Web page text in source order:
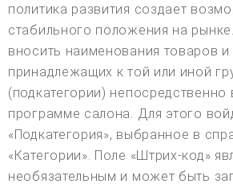
политика развития создает
стабильного положения на
вносить наименования товаров и
принадлежащих к той или иной
(подкатегории) непосредственно
программе салона. Для этого
«Подкатегория», выбранное в
«Категории». Поле «Штрих-код»
необязательным и может быть